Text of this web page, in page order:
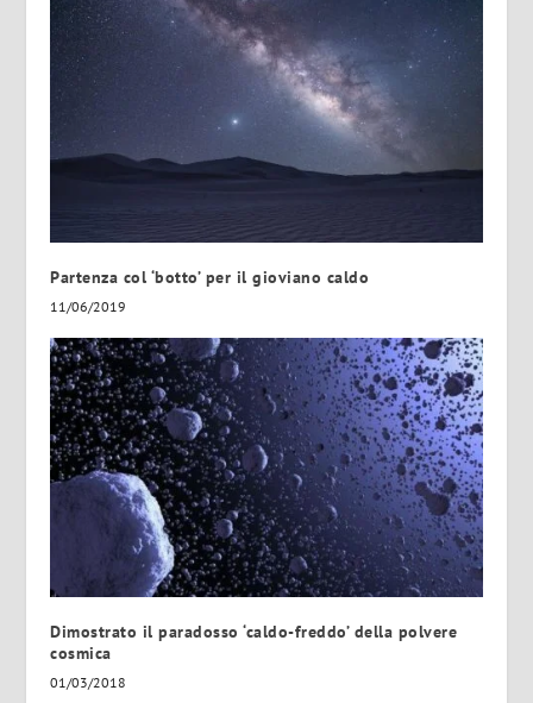
Partenza col ‘botto’ per il gioviano caldo
11/06/2019
Dimostrato il paradosso ‘caldo-freddo’ della polvere
cosmica
01/03/2018